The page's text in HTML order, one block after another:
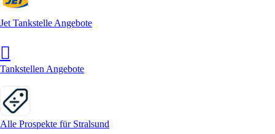
Jet Tankstelle Angebote
Tankstellen Angebote
Alle Prospekte für Stralsund